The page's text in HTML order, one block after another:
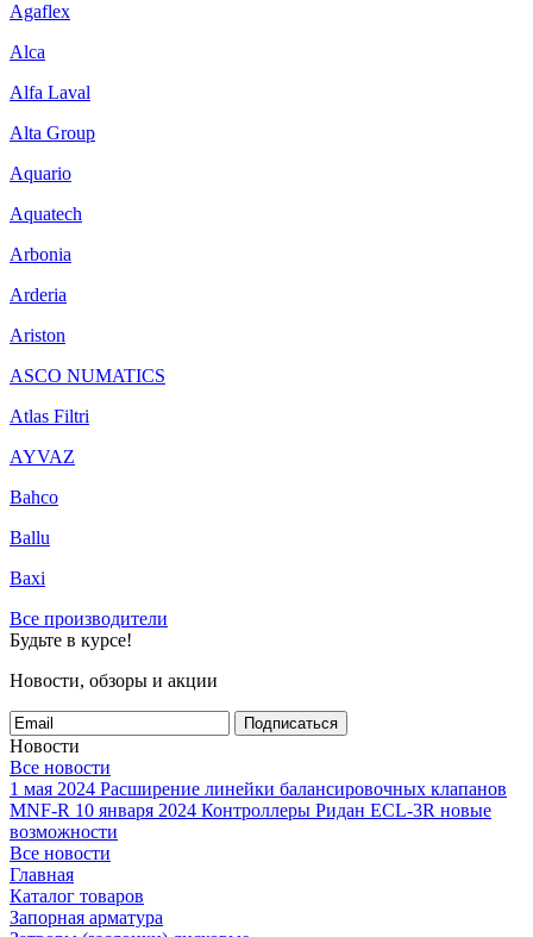
Agaflex
Alca
Alfa Laval
Alta Group
Aquario
Aquatech
Arbonia
Arderia
Ariston
ASCO NUMATICS
Atlas Filtri
AYVAZ
Bahco
Ballu
Baxi
Все производители
Будьте в курсе!
Новости, обзоры и акции
Подписаться
Новости
Все новости
1 мая 2024 Расширение линейки балансировочных клапанов
MNF-R 10 января 2024 Контроллеры Ридан ECL-3R новые
возможности
Все новости
Главная
Каталог товаров
Запорная арматура